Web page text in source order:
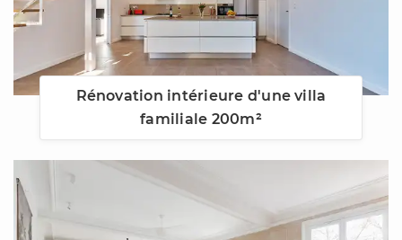
Rénovation intérieure d'une villa
familiale 200m²